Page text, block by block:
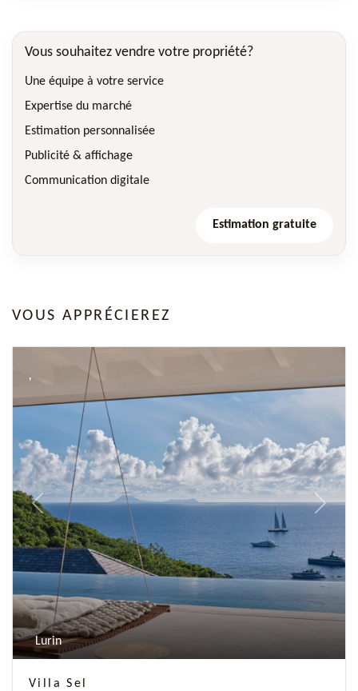
Vous souhaitez vendre votre propriété?
Une équipe à votre service
Expertise du marché
Estimation personnalisée
Publicité & affichage
Communication digitale
Estimation gratuite
VOUS APPRÉCIEREZ
Previous Next
Lurin
Villa Sel